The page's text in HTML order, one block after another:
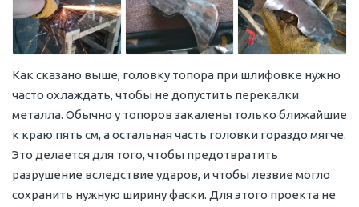
Как сказано выше, головку топора при шлифовке нужно
часто охлаждать, чтобы не допустить перекалки
металла. Обычно у топоров закалены только ближайшие
к краю пять см, а остальная часть головки гораздо мягче.
Это делается для того, чтобы предотвратить
разрушение вследствие ударов, и чтобы лезвие могло
сохранить нужную ширину фаски. Для этого проекта не